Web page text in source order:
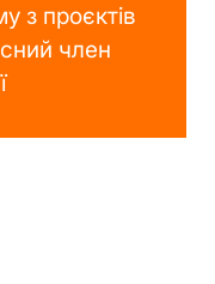
з проєктів
член